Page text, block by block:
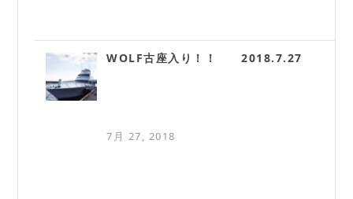
WOLF古座入り！！ 2018.7.27
7月 27, 2018